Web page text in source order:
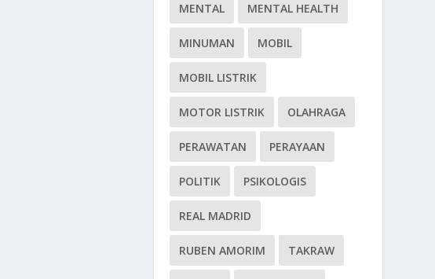
MENTAL MENTAL HEALTH
MINUMAN MOBIL
MOBIL LISTRIK
MOTOR LISTRIK OLAHRAGA
PERAWATAN PERAYAAN
POLITIK PSIKOLOGIS
REAL MADRID
RUBEN AMORIM TAKRAW